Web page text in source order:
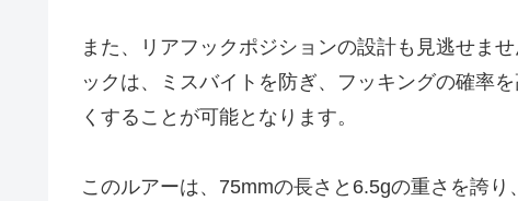
また、リアフックポジションの設計も見逃せま
ックは、ミスバイトを防ぎ、フッキングの確率
くすることが可能となります。
このルアーは、75mmの長さと6.5gの重さを誇